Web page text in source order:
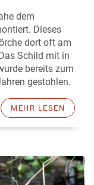
dem
Dieses
dort oft am
Schild mit in
bereits zum
gestohlen.
MEHR LESEN